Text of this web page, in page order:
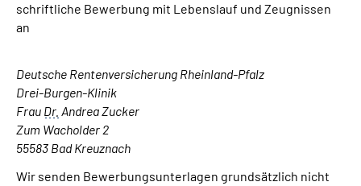
schriftliche Bewerbung mit Lebenslauf und Zeugnissen
an
Deutsche Rentenversicherung Rheinland-Pfalz
Drei-Burgen-Klinik
Frau Dr. Andrea Zucker
Zum Wacholder 2
55583 Bad Kreuznach
Wir senden Bewerbungsunterlagen grundsätzlich nicht